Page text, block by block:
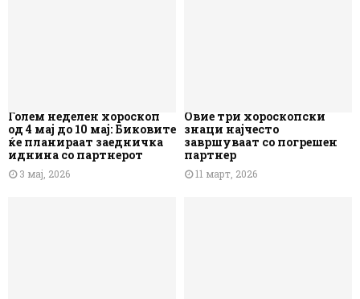
Голем неделен хороскоп
од 4 мај до 10 мај: Биковите
ќе планираат заедничка
иднина со партнерот
3 мај, 2026
Овие три хороскопски
знаци најчесто
завршуваат со погрешен
партнер
11 март, 2026